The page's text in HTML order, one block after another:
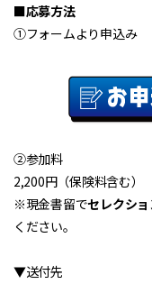
■応募方法
①フォームより申込み
②参加料
2,200円（保険料含む）
※現金書留でセレクシ
ください。
▼送付先